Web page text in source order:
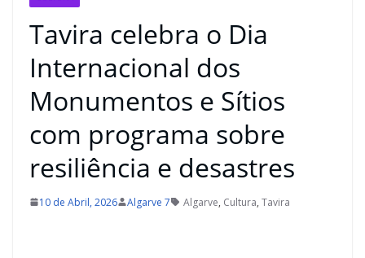
Tavira celebra o Dia
Internacional dos
Monumentos e Sítios
com programa sobre
resiliência e desastres
10 de Abril, 2026 Algarve 7 Algarve, Cultura, Tavira